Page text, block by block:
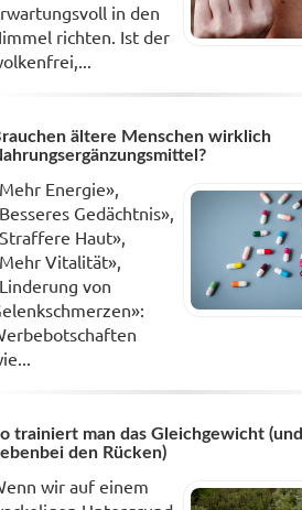
in den
richten. Ist der
ältere Menschen wirklich
Energie»,
Gedächtnis»,
Haut»,
Vitalität»,
von
trainiert man das Gleichgewicht (und
den Rücken)
wir auf einem